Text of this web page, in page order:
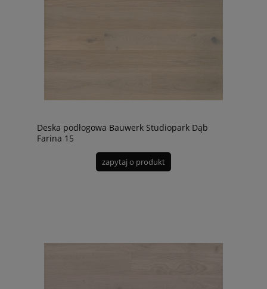
Deska podłogowa Bauwerk Studiopark Dąb
Farina 15
zapytaj o produkt